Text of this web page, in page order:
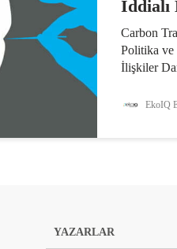
İddialı
Carbon
Politika ve
İlişkiler
EkoIQ
YAZARLAR